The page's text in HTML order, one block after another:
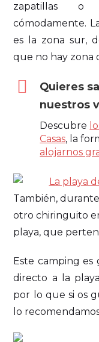
zapatillas o
cómodamente.
es la zona sur,
que no hay zona
Quieres
nuestros
Descubre
Casas, la
alojarnos
También,
otro chiringuito
playa, que
Este camping es
directo a la
por lo que si os
lo